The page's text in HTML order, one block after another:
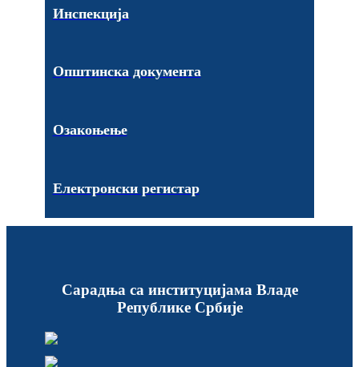
Инспекција
Општинска документа
Озакоњење
Електронски регистар
Сарадња са институцијама Владе
Републике Србије